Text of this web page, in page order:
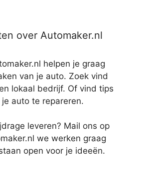
over Automaker.nl
helpen je graag
van je auto. Zoek vind
lokaal bedrijf. Of vind tips
auto te repareren.
leveren? Mail ons op
we werken graag
open voor je ideeën.